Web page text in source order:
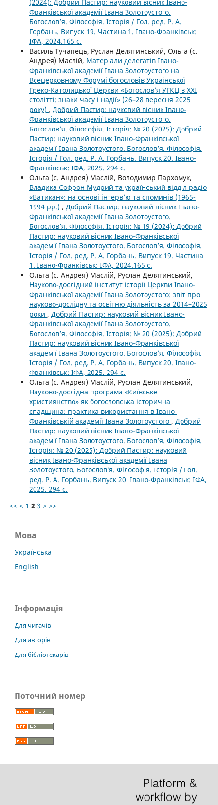
(2024): Добрий Пастир: науковий вісник Івано-
Франківської академії Івана Золотоустого.
Богослов’я. Філософія. Історія / Гол. ред. Р. А.
Горбань. Випуск 19. Частина 1. Івано-Франківськ:
ІФА, 2024.165 с.
Василь Тучапець, Руслан Делятинський, Ольга (с.
Андрея) Маслій, Матеріали делегатів Івано-
Франківської академії Івана Золотоустого на
Всецерковному Форумі богословів Української
Греко-Католицької Церкви «Богослов’я УГКЦ в ХХІ
столітті: знаки часу і надії» (26–28 вересня 2025
року) , Добрий Пастир: науковий вісник Івано-
Франківської академії Івана Золотоустого.
Богослов’я. Філософія. Історія: № 20 (2025): Добрий
Пастир: науковий вісник Івано-Франківської
академії Івана Золотоустого. Богослов’я. Філософія.
Історія / Гол. ред. Р. А. Горбань. Випуск 20. Івано-
Франківськ: ІФА, 2025. 294 с.
Ольга (с. Андрея) Маслій, Володимир Пархомук,
Владика Софрон Мудрий та український відділ радіо
«Ватикан»: на основі інтерв’ю та споминів (1965-
1994 рр.) , Добрий Пастир: науковий вісник Івано-
Франківської академії Івана Золотоустого.
Богослов’я. Філософія. Історія: № 19 (2024): Добрий
Пастир: науковий вісник Івано-Франківської
академії Івана Золотоустого. Богослов’я. Філософія.
Історія / Гол. ред. Р. А. Горбань. Випуск 19. Частина
1. Івано-Франківськ: ІФА, 2024.165 с.
Ольга (с. Андрея) Маслій, Руслан Делятинський,
Науково-дослідний інститут історії Церкви Івано-
Франківської академії Івана Золотоустого: звіт про
науково-дослідну та освітню діяльність за 2014–2025
роки , Добрий Пастир: науковий вісник Івано-
Франківської академії Івана Золотоустого.
Богослов’я. Філософія. Історія: № 20 (2025): Добрий
Пастир: науковий вісник Івано-Франківської
академії Івана Золотоустого. Богослов’я. Філософія.
Історія / Гол. ред. Р. А. Горбань. Випуск 20. Івано-
Франківськ: ІФА, 2025. 294 с.
Ольга (с. Андрея) Маслій, Руслан Делятинський,
Науково-дослідна програма «Київське
християнство» як богословська історична
спадщина: практика використання в Івано-
Франківській академії Івана Золотоустого , Добрий
Пастир: науковий вісник Івано-Франківської
академії Івана Золотоустого. Богослов’я. Філософія.
Історія: № 20 (2025): Добрий Пастир: науковий
вісник Івано-Франківської академії Івана
Золотоустого. Богослов’я. Філософія. Історія / Гол.
ред. Р. А. Горбань. Випуск 20. Івано-Франківськ: ІФА,
2025. 294 с.
<< < 1 2 3 > >>
Мова
Українська
English
Інформація
Для читачів
Для авторів
Для бібліотекарів
Поточний номер